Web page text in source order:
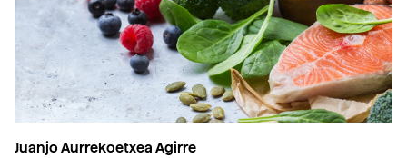
Juanjo Aurrekoetxea Agirre